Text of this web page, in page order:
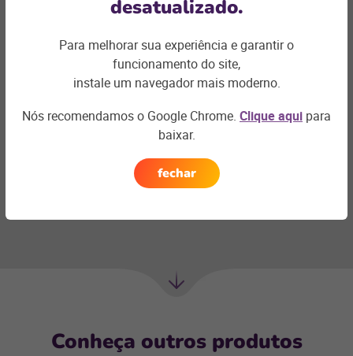
Vamos conversar?
Ligamos para você em até 1h
Fale sobre os desafio do seu negócio e encontra a
solução ideal
Receba uma ligação
Conheça outros produtos
desatualizado.
Para melhorar sua experiência e garantir o
funcionamento do site,
instale um navegador mais moderno.
Nós recomendamos o Google Chrome. Clique aqui para
baixar.
fechar